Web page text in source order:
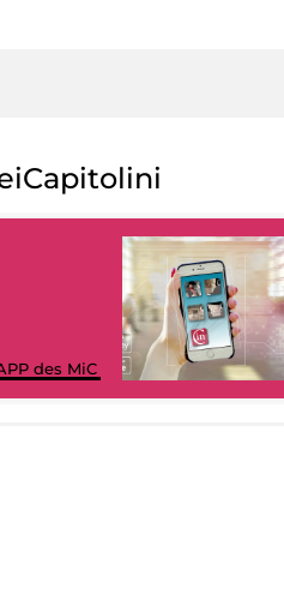
des MiC